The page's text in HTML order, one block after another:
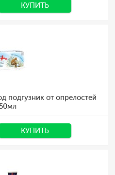
КУПИТЬ
подгузник от опрелостей
КУПИТЬ